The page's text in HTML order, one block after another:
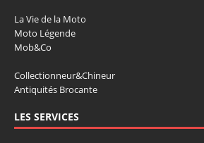
La Vie de la Moto
Moto Légende
Mob&Co
Collectionneur&Chineur
Antiquités Brocante
LES SERVICES